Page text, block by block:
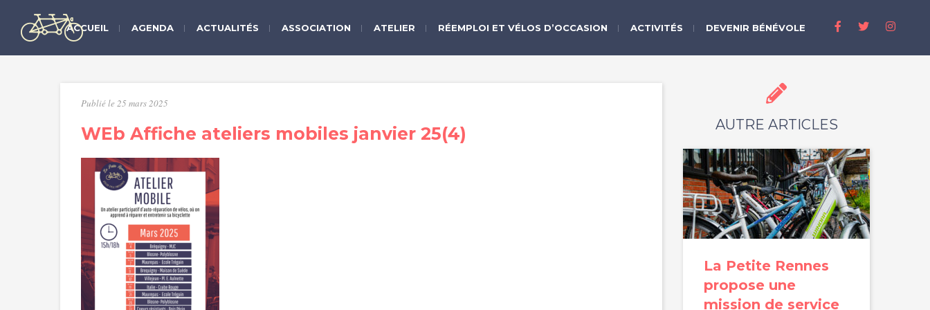
ACCUEIL AGENDA ACTUALITÉS ASSOCIATION ATELIER RÉEMPLOI ET VÉLOS D’OCCASION ACTIVITÉS DEVENIR BÉNÉVOLE
Publié le 25 mars 2025
WEb Affiche ateliers mobiles janvier 25(4) AUTRE ARTICLES
La Petite Rennes
propose une
mission de service